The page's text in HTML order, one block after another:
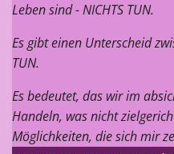
Leben sind - NICHTS TUN.
Es gibt einen Unterscheid
TUN.
Es bedeutet, das wir im
Handeln, was nicht
Möglichkeiten, die sich mir